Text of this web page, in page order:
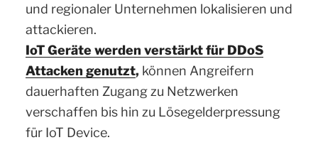
und regionaler Unternehmen lokalisieren und
attackieren.
IoT Geräte werden verstärkt für DDoS
Attacken genutzt, können Angreifern
dauerhaften Zugang zu Netzwerken
verschaffen bis hin zu Lösegelderpressung
für IoT Device.